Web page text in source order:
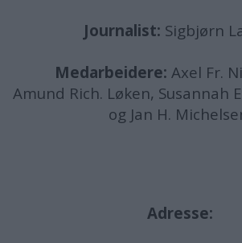
Journalist: Sigbjørn
Medarbeidere: Axel Fr.
Amund Rich. Løken, Susannah
og Jan H.
Adresse: